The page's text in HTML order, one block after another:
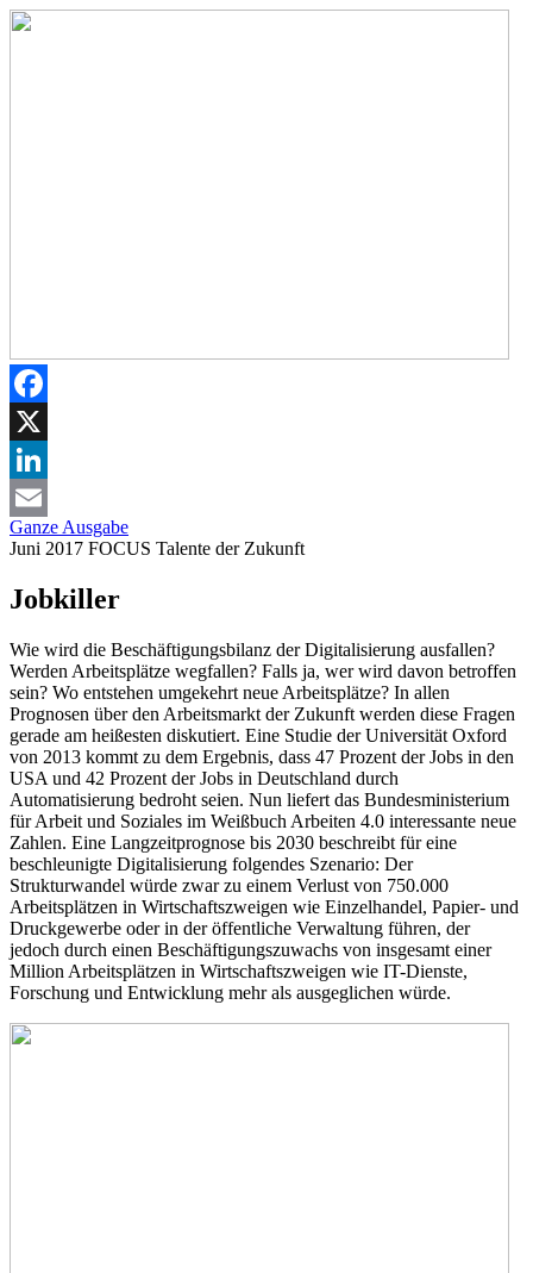
Facebook
X
LinkedIn
Email
Ganze Ausgabe
Juni 2017 FOCUS Talente der Zukunft
Jobkiller
Wie wird die Beschäftigungsbilanz der Digitalisierung ausfallen?
Werden Arbeitsplätze wegfallen? Falls ja, wer wird davon betroffen
sein? Wo entstehen umgekehrt neue Arbeitsplätze? In allen
Prognosen über den Arbeitsmarkt der Zukunft werden diese Fragen
gerade am heißesten diskutiert. Eine Studie der Universität Oxford
von 2013 kommt zu dem Ergebnis, dass 47 Prozent der Jobs in den
USA und 42 Prozent der Jobs in Deutschland durch
Automatisierung bedroht seien. Nun liefert das Bundesministerium
für Arbeit und Soziales im Weißbuch Arbeiten 4.0 interessante neue
Zahlen. Eine Langzeitprognose bis 2030 beschreibt für eine
beschleunigte Digitalisierung folgendes Szenario: Der
Strukturwandel würde zwar zu einem Verlust von 750.000
Arbeitsplätzen in Wirtschaftszweigen wie Einzelhandel, Papier- und
Druckgewerbe oder in der öffentliche Verwaltung führen, der
jedoch durch einen Beschäftigungszuwachs von insgesamt einer
Million Arbeitsplätzen in Wirtschaftszweigen wie IT-Dienste,
Forschung und Entwicklung mehr als ausgeglichen würde.